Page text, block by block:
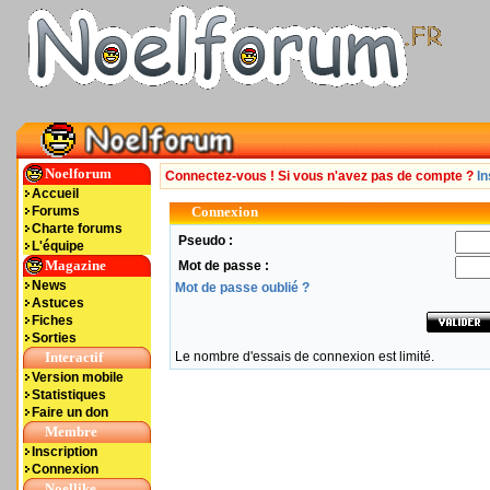
Noelforum
Accueil
Forums
Charte forums
L'équipe
Magazine
News
Astuces
Fiches
Sorties
Interactif
Version mobile
Statistiques
Faire un don
Membre
Inscription
Connexion
Connectez-vous ! Si vous n'avez pas de compte ?
Connexion
Pseudo :
Mot de passe :
Mot de passe oublié ?
Le nombre d'essais de connexion est limité.